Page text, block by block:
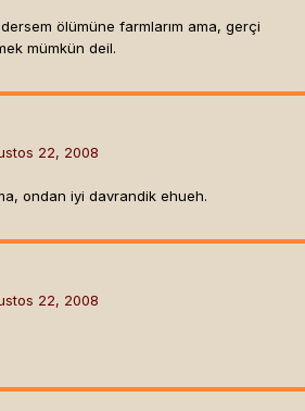
ölümüne farmlarım ama, gerçi
mümkün deil.
22, 2008
ondan iyi davrandik ehueh.
22, 2008